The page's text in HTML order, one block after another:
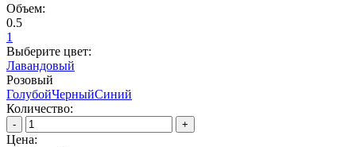
Объем:
0.5
1
Выберите цвет:
Лавандовый
Розовый
ГолубойЧерныйСиний
Количество:
- +
Цена: